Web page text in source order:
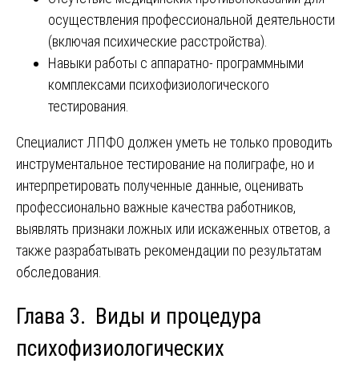
осуществления профессиональной деятельности
(включая психические расстройства).
Навыки работы с аппаратно- программными
комплексами психофизиологического
тестирования.
Специалист ЛПФО должен уметь не только проводить
инструментальное тестирование на полиграфе, но и
интерпретировать полученные данные, оценивать
профессионально важные качества работников,
выявлять признаки ложных или искаженных ответов, а
также разрабатывать рекомендации по результатам
обследования.
Глава 3. Виды и процедура
психофизиологических